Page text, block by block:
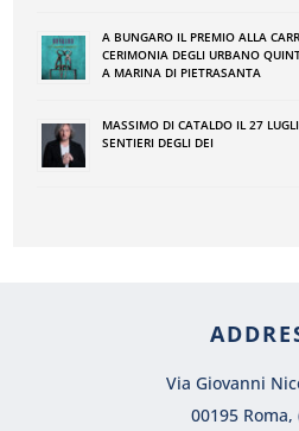
A BUNGARO IL PREMIO ALLA
CERIMONIA DEGLI URBANO
A MARINA DI PIETRASANTA
MASSIMO DI CATALDO IL 27
SENTIERI DEGLI DEI
Via Giovanni
00195 Roma,